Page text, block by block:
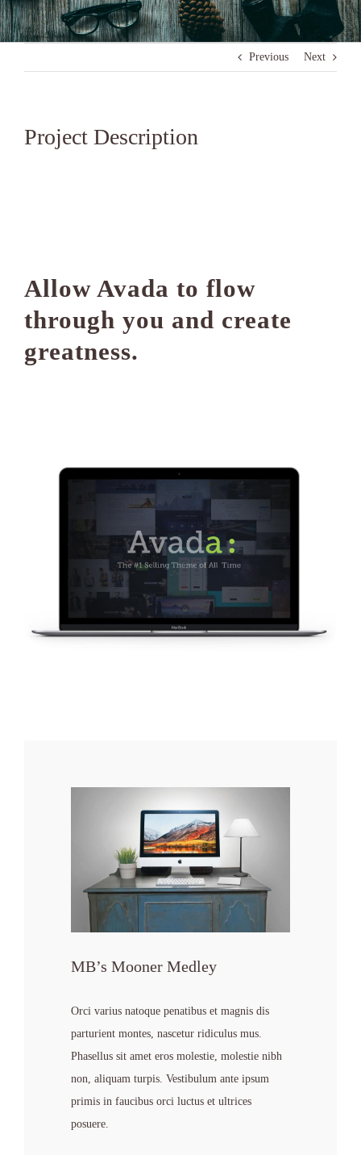
Previous Next
Project Description
Allow Avada to flow
through you and create
greatness.
MB’s Mooner Medley
Orci varius natoque penatibus et magnis dis
parturient montes, nascetur ridiculus mus.
Phasellus sit amet eros molestie, molestie nibh
non, aliquam turpis. Vestibulum ante ipsum
primis in faucibus orci luctus et ultrices
posuere.